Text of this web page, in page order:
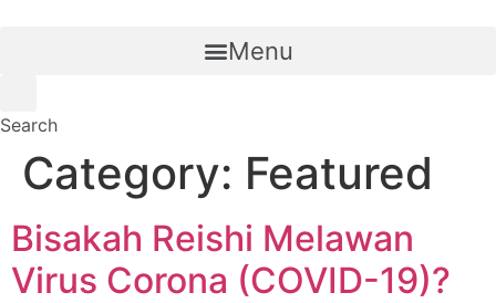
Menu
Search
Category: Featured
Bisakah Reishi Melawan
Virus Corona (COVID-19)?